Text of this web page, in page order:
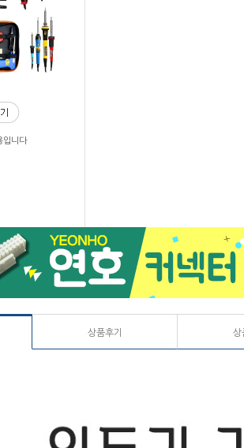
입니다
상품후기 상